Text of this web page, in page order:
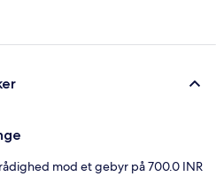
mod et gebyr på 700.0 INR